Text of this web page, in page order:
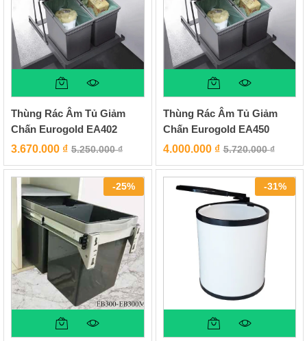
Thùng Rác Âm Tủ Giảm
Chấn Eurogold EA402
3.670.000 ₫ 5.250.000₫
Thùng Rác Âm Tủ Giảm
Chấn Eurogold EA450
4.000.000 ₫ 5.720.000₫
-25% -31%